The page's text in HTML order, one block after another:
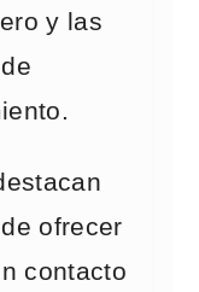
y las
ofrecer
contacto